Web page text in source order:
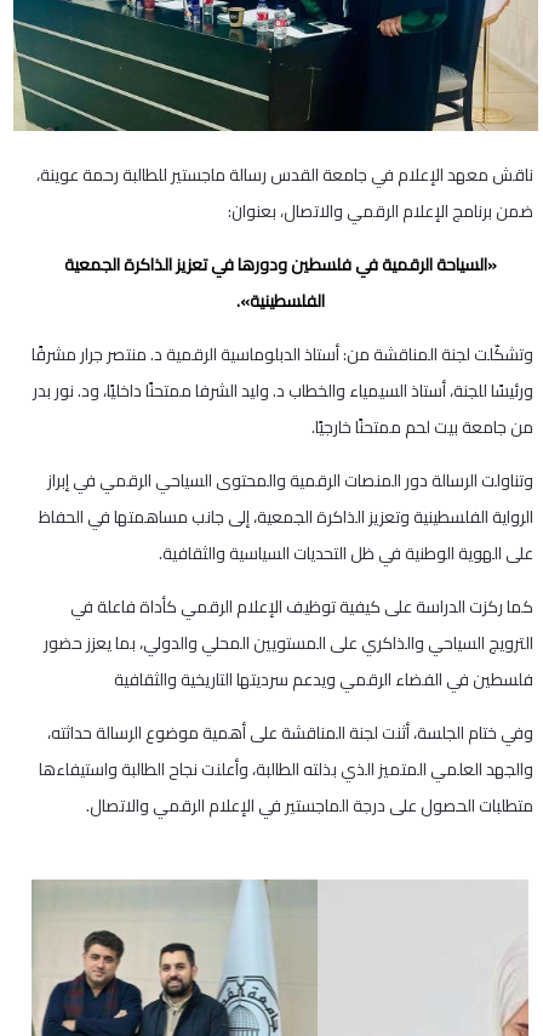
ناقش معهد الإعلام في جامعة القدس رسالة ماجستير للطالبة رحمة عوينة،
ضمن برنامج الإعلام الرقمي والاتصال، بعنوان:
«السياحة الرقمية في فلسطين ودورها في تعزيز الذاكرة الجمعية
الفلسطينية».
وتشكّلت لجنة المناقشة من: أستاذ الدبلوماسية الرقمية د. منتصر جرار مشرفًا
ورئيسًا للجنة، أستاذ السيمياء والخطاب د. وليد الشرفا ممتحنًا داخليًا، ود. نور بدر
من جامعة بيت لحم ممتحنًا خارجيًا.
وتناولت الرسالة دور المنصات الرقمية والمحتوى السياحي الرقمي في إبراز
الرواية الفلسطينية وتعزيز الذاكرة الجمعية، إلى جانب مساهمتها في الحفاظ
على الهوية الوطنية في ظل التحديات السياسية والثقافية.
كما ركزت الدراسة على كيفية توظيف الإعلام الرقمي كأداة فاعلة في
الترويج السياحي والذاكري على المستويين المحلي والدولي، بما يعزز حضور
فلسطين في الفضاء الرقمي ويدعم سرديتها التاريخية والثقافية
وفي ختام الجلسة، أثنت لجنة المناقشة على أهمية موضوع الرسالة حداثته،
والجهد العلمي المتميز الذي بذلته الطالبة، وأعلنت نجاح الطالبة واستيفاءها
متطلبات الحصول على درجة الماجستير في الإعلام الرقمي والاتصال.